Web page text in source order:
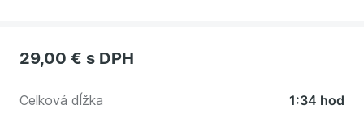
29,00 € s DPH
Celková dĺžka
1:34 hod